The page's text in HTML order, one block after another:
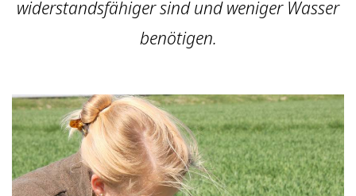
widerstandsfähiger sind und weniger Wasser
benötigen.